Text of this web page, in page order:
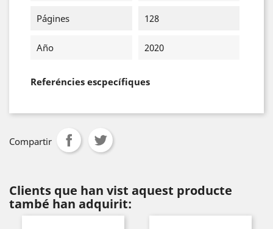
Págines 128
Año 2020
Referéncies escpecífiques
Compartir
Clients que han vist aquest producte
també han adquirit: